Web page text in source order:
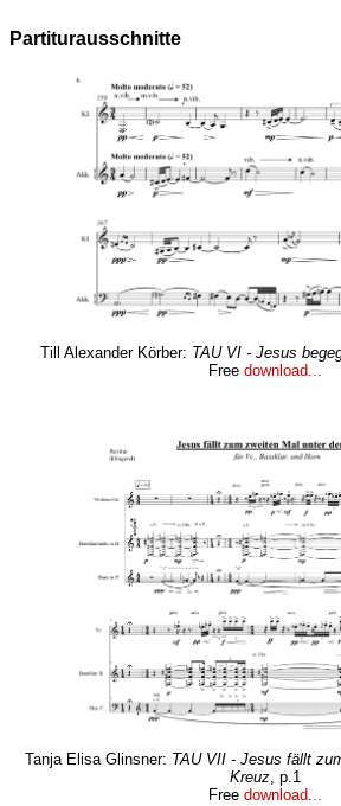
Partiturausschnitte
Till Alexander Körber: TAU VI - Jesus
Free download...
Tanja Elisa Glinsner: TAU VII - Jesus fällt
Kreuz, p.1
Free download...